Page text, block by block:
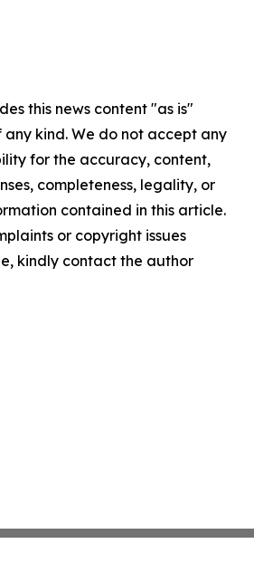
this news content "as is"
kind. We do not accept any
for the accuracy, content,
completeness, legality, or
contained in this article.
or copyright issues
kindly contact the author